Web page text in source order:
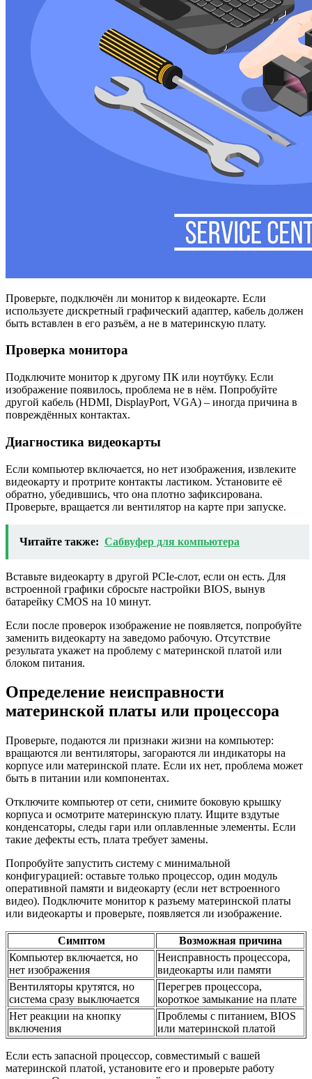
Проверьте, подключён ли монитор к видеокарте. Если
используете дискретный графический адаптер, кабель должен
быть вставлен в его разъём, а не в материнскую плату.
Проверка монитора
Подключите монитор к другому ПК или ноутбуку. Если
изображение появилось, проблема не в нём. Попробуйте
другой кабель (HDMI, DisplayPort, VGA) – иногда причина в
повреждённых контактах.
Диагностика видеокарты
Если компьютер включается, но нет изображения, извлеките
видеокарту и протрите контакты ластиком. Установите её
обратно, убедившись, что она плотно зафиксирована.
Проверьте, вращается ли вентилятор на карте при запуске.
Читайте также: Сабвуфер для компьютера
Вставьте видеокарту в другой PCIe-слот, если он есть. Для
встроенной графики сбросьте настройки BIOS, вынув
батарейку CMOS на 10 минут.
Если после проверок изображение не появляется, попробуйте
заменить видеокарту на заведомо рабочую. Отсутствие
результата укажет на проблему с материнской платой или
блоком питания.
Определение неисправности
материнской платы или процессора
Проверьте, подаются ли признаки жизни на компьютер:
вращаются ли вентиляторы, загораются ли индикаторы на
корпусе или материнской плате. Если их нет, проблема может
быть в питании или компонентах.
Отключите компьютер от сети, снимите боковую крышку
корпуса и осмотрите материнскую плату. Ищите вздутые
конденсаторы, следы гари или оплавленные элементы. Если
такие дефекты есть, плата требует замены.
Попробуйте запустить систему с минимальной
конфигурацией: оставьте только процессор, один модуль
оперативной памяти и видеокарту (если нет встроенного
видео). Подключите монитор к разъему материнской платы
или видеокарты и проверьте, появляется ли изображение.
Симптом
Возможная причина
Компьютер включается, но
нет изображения
Неисправность процессора,
видеокарты или памяти
Вентиляторы крутятся, но
система сразу выключается
Перегрев процессора,
короткое замыкание на плате
Нет реакции на кнопку
включения
Проблемы с питанием, BIOS
или материнской платой
Если есть запасной процессор, совместимый с вашей
материнской платой, установите его и проверьте работу